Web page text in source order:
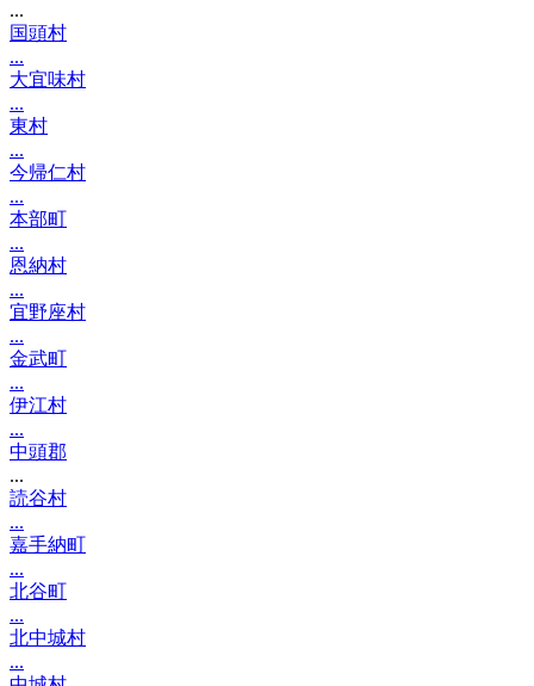
...
国頭村
...
大宜味村
...
東村
...
今帰仁村
...
本部町
...
恩納村
...
宜野座村
...
金武町
...
伊江村
...
中頭郡
...
読谷村
...
嘉手納町
...
北谷町
...
北中城村
...